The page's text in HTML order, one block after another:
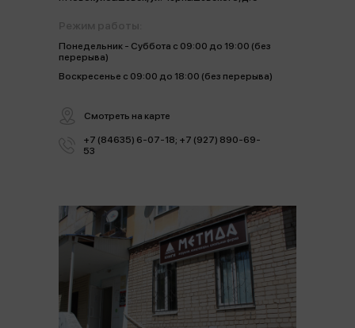
Понедельник - Суббота с 09:00 до 19:00 (без
перерыва)
Воскресенье с 09:00 до 18:00 (без перерыва)
Смотреть на карте
+7 (84635) 6-07-18; +7 (927) 890-69-
53